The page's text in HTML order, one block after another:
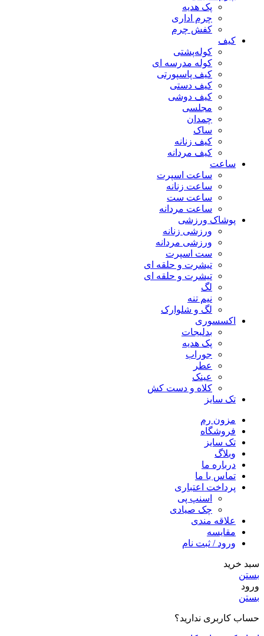
پک هدیه
چرم اداری
کفش چرم
کیف
کوله‌پشتی
کوله مدرسه ای
کیف پاسپورتی
کیف دستی
کیف دوشی
مجلسی
چمدان
ساک
کیف زنانه
کیف مردانه
ساعت
ساعت اسپرت
ساعت زنانه
ساعت ست
ساعت مردانه
پوشاک ورزشی
ورزشی زنانه
ورزشی مردانه
ست اسپرت
تیشرت و حلقه ای
تیشرت و حلقه ای
لگ
نیم تنه
لگ و شلوارک
اکسسوری
بدلیجات
پک هدیه
جوراب
عطر
عینک
کلاه و دست کش
تک سایز
مزون رم
فروشگاه
تک سایز
وبلاگ
درباره ما
تماس با ما
پرداخت اعتباری
اسنپ پی
چک صیادی
علاقه مندی
مقايسه
ورود / ثبت نام
سبد خرید
بستن
ورود
بستن
حساب کاربری ندارید؟